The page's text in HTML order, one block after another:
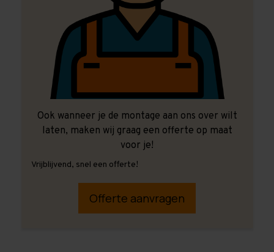
Ook wanneer je de montage aan ons over wilt
laten, maken wij graag een offerte op maat
voor je!
Vrijblijvend, snel een offerte!
Offerte aanvragen